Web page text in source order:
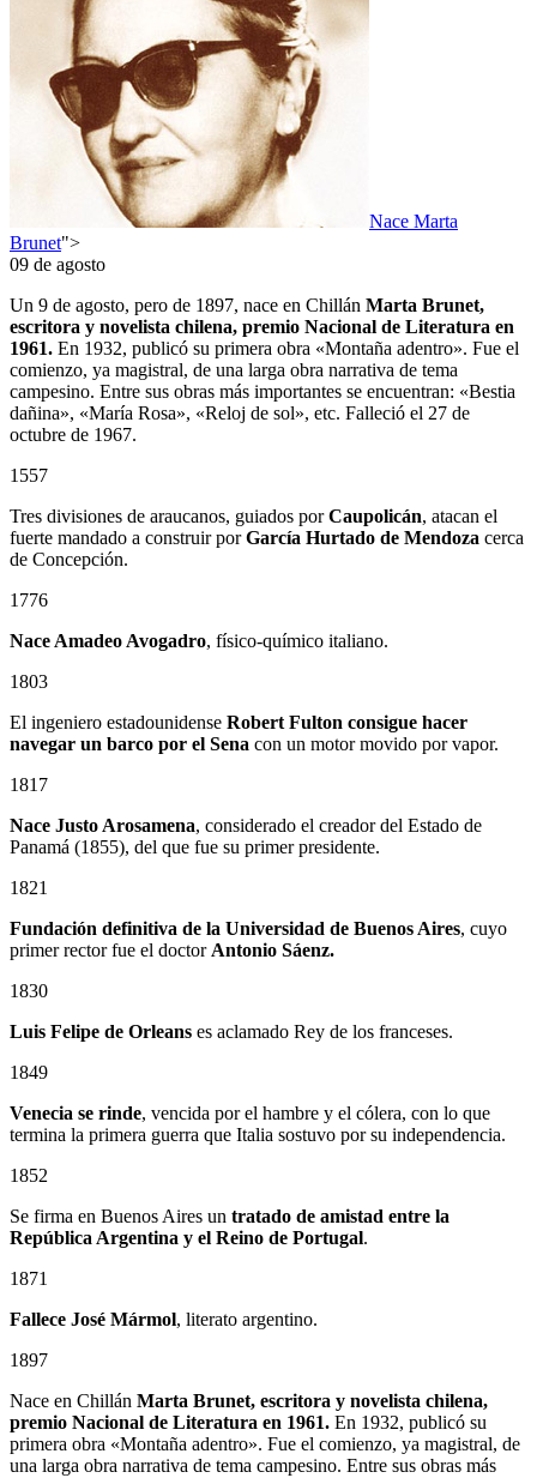
Nace Marta
Brunet">
09 de agosto
Un 9 de agosto, pero de 1897, nace en Chillán Marta Brunet,
escritora y novelista chilena, premio Nacional de Literatura en
1961. En 1932, publicó su primera obra «Montaña adentro». Fue el
comienzo, ya magistral, de una larga obra narrativa de tema
campesino. Entre sus obras más importantes se encuentran: «Bestia
dañina», «María Rosa», «Reloj de sol», etc. Falleció el 27 de
octubre de 1967.
1557
Tres divisiones de araucanos, guiados porCaupolicán, atacan el
fuerte mandado a construir porGarcía Hurtado de Mendoza cerca
de Concepción.
1776
Nace Amadeo Avogadro, físico-químico italiano.
1803
El ingeniero estadounidense Robert Fulton consigue hacer
navegar un barco por el Sena con un motor movido por vapor.
1817
Nace Justo Arosamena, considerado el creador del Estado de
Panamá (1855), del que fue su primer presidente.
1821
Fundación definitiva de la Universidad de Buenos Aires, cuyo
primer rector fue el doctor Antonio Sáenz.
1830
Luis Felipe de Orleans es aclamado Rey de los franceses.
1849
Venecia se rinde, vencida por el hambre y el cólera, con lo que
termina la primera guerra que Italia sostuvo por su independencia.
1852
Se firma en Buenos Aires un tratado de amistad entre la
República Argentina y el Reino de Portugal.
1871
Fallece José Mármol, literato argentino.
1897
Nace en Chillán Marta Brunet, escritora y novelista chilena,
premio Nacional de Literatura en 1961. En 1932, publicó su
primera obra «Montaña adentro». Fue el comienzo, ya magistral, de
una larga obra narrativa de tema campesino. Entre sus obras más